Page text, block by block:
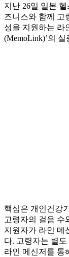
지난 26일 일본
즈니스와 함께 고
성을 지원하는 라
(MemoLink)’의
핵심은 개인건강
고령자의 걸음 수
지원자가 라인 메
다. 고령자는 별
라인 메신저를 통